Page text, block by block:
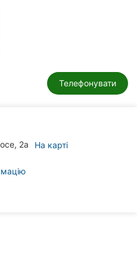
Телефонувати
2а На карті